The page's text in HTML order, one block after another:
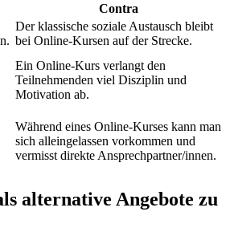
Contra
Der klassische soziale Austausch bleibt
bei Online-Kursen auf der Strecke.
Ein Online-Kurs verlangt den
Teilnehmenden viel Disziplin und
Motivation ab.
Während eines Online-Kurses kann man
sich alleingelassen vorkommen und
vermisst direkte Ansprechpartner/innen.
alternative Angebote zu